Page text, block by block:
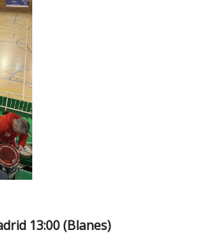
13:00 (Blanes)